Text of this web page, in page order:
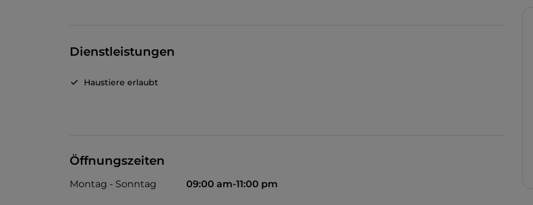
Dienstleistungen
Haustiere erlaubt
Öffnungszeiten
Montag - Sonntag 09:00 am-11:00 pm